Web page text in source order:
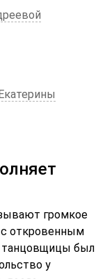
громкое
с откровенным
танцовщицы был
у